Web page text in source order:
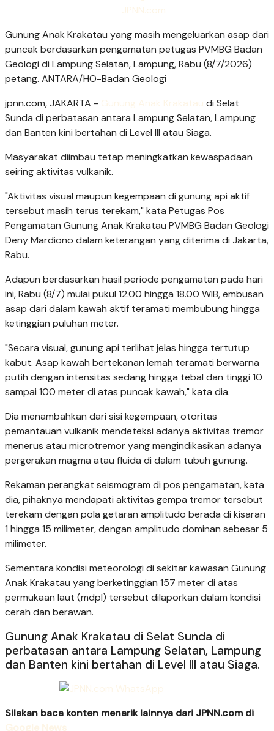
Gunung Anak Krakatau yang masih mengeluarkan asap dari
puncak berdasarkan pengamatan petugas PVMBG Badan
Geologi di Lampung Selatan, Lampung, Rabu (8/7/2026)
petang. ANTARA/HO-Badan Geologi
jpnn.com, JAKARTA - Gunung Anak Krakatau di Selat
Sunda di perbatasan antara Lampung Selatan, Lampung
dan Banten kini bertahan di Level III atau Siaga.
Masyarakat diimbau tetap meningkatkan kewaspadaan
seiring aktivitas vulkanik.
"Aktivitas visual maupun kegempaan di gunung api aktif
tersebut masih terus terekam," kata Petugas Pos
Pengamatan Gunung Anak Krakatau PVMBG Badan Geologi
Deny Mardiono dalam keterangan yang diterima di Jakarta,
Rabu.
Adapun berdasarkan hasil periode pengamatan pada hari
ini, Rabu (8/7) mulai pukul 12.00 hingga 18.00 WIB, embusan
asap dari dalam kawah aktif teramati membubung hingga
ketinggian puluhan meter.
"Secara visual, gunung api terlihat jelas hingga tertutup
kabut. Asap kawah bertekanan lemah teramati berwarna
putih dengan intensitas sedang hingga tebal dan tinggi 10
sampai 100 meter di atas puncak kawah," kata dia.
Dia menambahkan dari sisi kegempaan, otoritas
pemantauan vulkanik mendeteksi adanya aktivitas tremor
menerus atau microtremor yang mengindikasikan adanya
pergerakan magma atau fluida di dalam tubuh gunung.
Rekaman perangkat seismogram di pos pengamatan, kata
dia, pihaknya mendapati aktivitas gempa tremor tersebut
terekam dengan pola getaran amplitudo berada di kisaran
1 hingga 15 milimeter, dengan amplitudo dominan sebesar 5
milimeter.
Sementara kondisi meteorologi di sekitar kawasan Gunung
Anak Krakatau yang berketinggian 157 meter di atas
permukaan laut (mdpl) tersebut dilaporkan dalam kondisi
cerah dan berawan.
Gunung Anak Krakatau di Selat Sunda di
perbatasan antara Lampung Selatan, Lampung
dan Banten kini bertahan di Level III atau Siaga.
Silakan baca konten menarik lainnya dari JPNN.com di
Google News